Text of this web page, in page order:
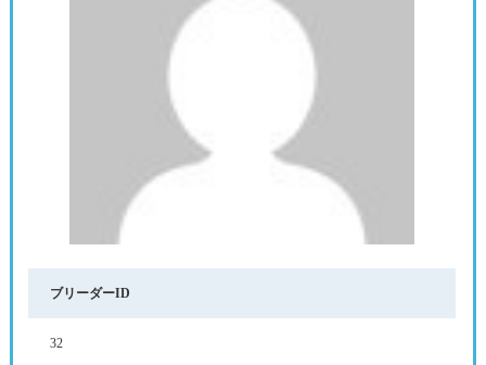
ブリーダーID
32